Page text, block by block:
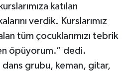
katılan
verdik. Kurslarımız
tüm çocuklarımızı tebrik
öpüyorum.” dedi.
grubu, keman, gitar,